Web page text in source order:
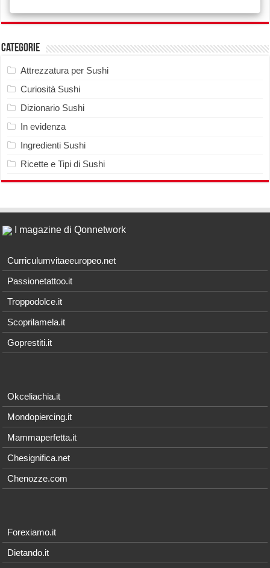
Categorie
Attrezzatura per Sushi
Curiosità Sushi
Dizionario Sushi
In evidenza
Ingredienti Sushi
Ricette e Tipi di Sushi
I magazine di Qonnetwork
Curriculumvitaeeuropeo.net
Passionetattoo.it
Troppodolce.it
Scoprilamela.it
Goprestiti.it
Okceliachia.it
Mondopiercing.it
Mammaperfetta.it
Chesignifica.net
Chenozze.com
Forexiamo.it
Dietando.it